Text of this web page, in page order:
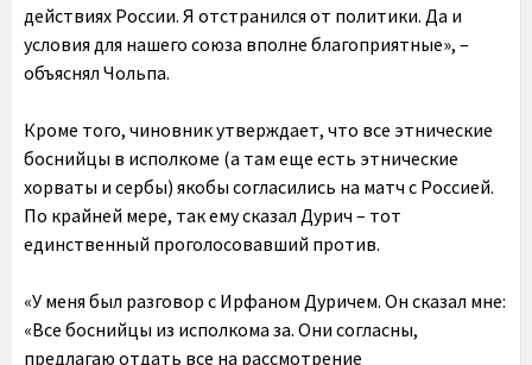
действиях России. Я отстранился от политики. Да и
условия для нашего союза вполне благоприятные», –
объяснял Чольпа.
Кроме того, чиновник утверждает, что все этнические
боснийцы в исполкоме (а там еще есть этнические
хорваты и сербы) якобы согласились на матч с Россией.
По крайней мере, так ему сказал Дурич – тот
единственный проголосовавший против.
«У меня был разговор с Ирфаном Дуричем. Он сказал мне:
«Все боснийцы из исполкома за. Они согласны,
предлагаю отдать все на рассмотрение